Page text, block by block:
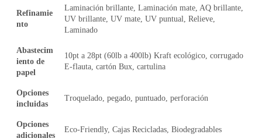
Refinamie
nto
Laminación brillante, Laminación mate, AQ brillante,
UV brillante, UV mate, UV puntual, Relieve,
Laminado
Abastecim
iento de
papel
10pt a 28pt (60lb a 400lb) Kraft ecológico, corrugado
E-flauta, cartón Bux, cartulina
Opciones
incluidas
Troquelado, pegado, puntuado, perforación
Opciones
adicionales
Eco-Friendly, Cajas Recicladas, Biodegradables